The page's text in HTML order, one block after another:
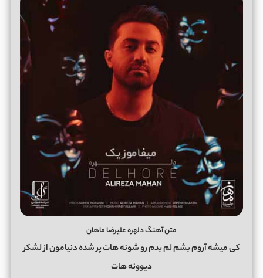
متن آهنگ دلهره علیرضا ماهان
کی میشه آروم بشم لم بدم رو شونه هات پر شده دنیامون از لشکر
دیوونه هات